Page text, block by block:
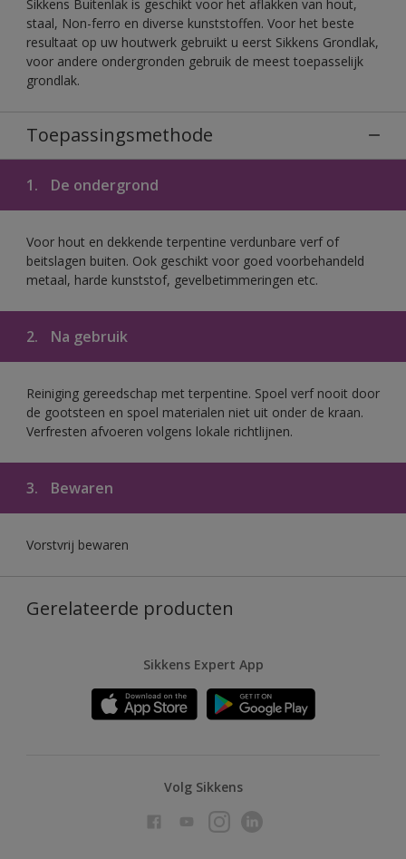
Sikkens Buitenlak is geschikt voor het aflakken van hout,
staal, Non-ferro en diverse kunststoffen. Voor het beste
resultaat op uw houtwerk gebruikt u eerst Sikkens Grondlak,
voor andere ondergronden gebruik de meest toepasselijk
grondlak.
Toepassingsmethode
1. De ondergrond
Voor hout en dekkende terpentine verdunbare verf of
beitslagen buiten. Ook geschikt voor goed voorbehandeld
metaal, harde kunststof, gevelbetimmeringen etc.
2. Na gebruik
Reiniging gereedschap met terpentine. Spoel verf nooit door
de gootsteen en spoel materialen niet uit onder de kraan.
Verfresten afvoeren volgens lokale richtlijnen.
3. Bewaren
Vorstvrij bewaren
Gerelateerde producten
Sikkens Expert App
Volg Sikkens